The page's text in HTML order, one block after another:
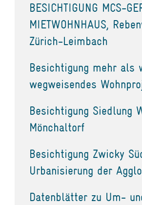
BESICHTIGUNG MCS-
MIETWOHNHAUS,
Zürich-Leimbach
Besichtigung mehr als
wegweisendes
Besichtigung Siedlung
Mönchaltorf
Besichtigung Zwicky
Urbanisierung der
Datenblätter zu Um-